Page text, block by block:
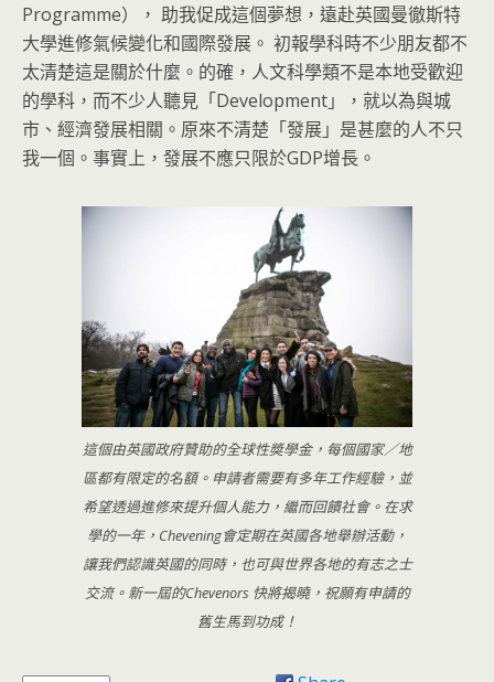
Programme）， 助我促成這個夢想，遠赴英國曼徹斯特
大學進修氣候變化和國際發展。 初報學科時不少朋友都不
太清楚這是關於什麼。的確，人文科學類不是本地受歡迎
的學科，而不少人聽見「Development」，就以為與城
市、經濟發展相關。原來不清楚「發展」是甚麼的人不只
我一個。事實上，發展不應只限於GDP增長。
這個由英國政府贊助的全球性奬學金，每個國家／地
區都有限定的名額。申請者需要有多年工作經驗，並
希望透過進修來提升個人能力，繼而回饋社會。在求
學的一年，Chevening會定期在英國各地舉辦活動，
讓我們認識英國的同時，也可與世界各地的有志之士
交流。新一屆的Chevenors 快將揭曉，祝願有申請的
舊生馬到功成！